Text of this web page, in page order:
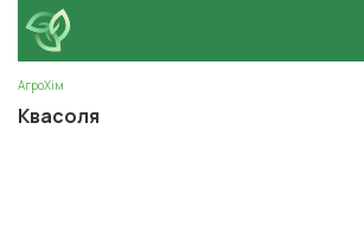
АгроХім
Квасоля